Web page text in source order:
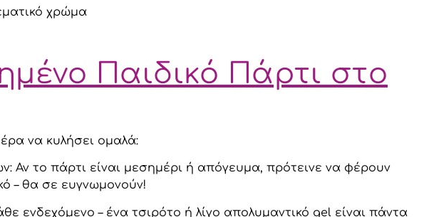
χρώμα
Παιδικό Πάρτι στο
να κυλήσει ομαλά:
Αν το πάρτι είναι μεσημέρι ή απόγευμα, πρότεινε να φέρουν
– θα σε ευγνωμονούν!
ενδεχόμενο – ένα τσιρότο ή λίγο απολυμαντικό gel είναι πάντα